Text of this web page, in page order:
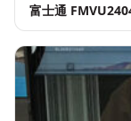
富士通